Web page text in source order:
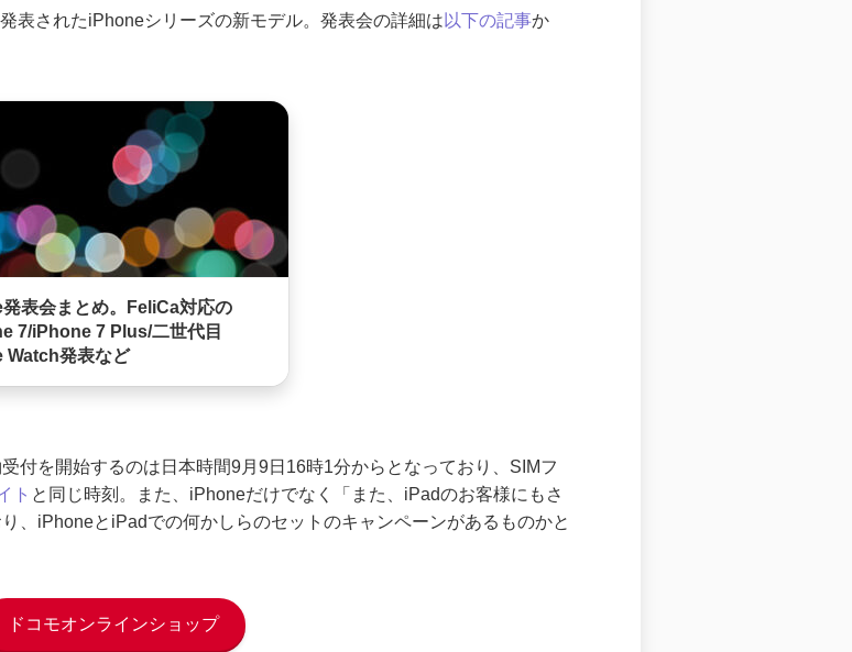
表されたiPhoneシリーズの新モデル。発表会の詳細は以下の記事か
表会まとめ。FeliCa対応の
7/iPhone 7 Plus/二世代目
Watch発表など
付を開始するのは日本時間9月9日16時1分からとなっており、SIMフ
ト と同じ時刻。また、iPhoneだけでなく「また、iPadのお客様にもさ
、iPhoneとiPadでの何かしらのセットのキャンペーンがあるものかと
ドコモオンラインショップ